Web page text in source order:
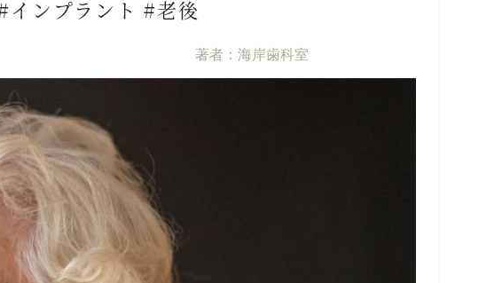
インプラント #老後
著者：海岸歯科室